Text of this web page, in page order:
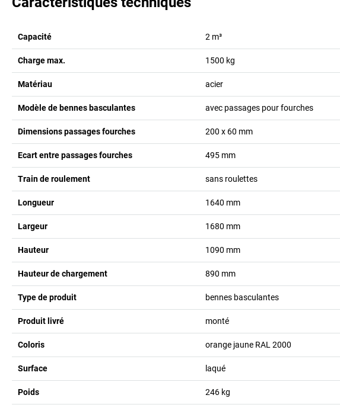
Capacité 2 m³
Charge max. 1500 kg
Matériau acier
Modèle de bennes basculantes avec passages pour fourches
Dimensions passages fourches 200 x 60 mm
Ecart entre passages fourches 495 mm
Train de roulement sans roulettes
Longueur 1640 mm
Largeur 1680 mm
Hauteur 1090 mm
Hauteur de chargement 890 mm
Type de produit bennes basculantes
Produit livré monté
Coloris orange jaune RAL 2000
Surface laqué
Poids 246 kg